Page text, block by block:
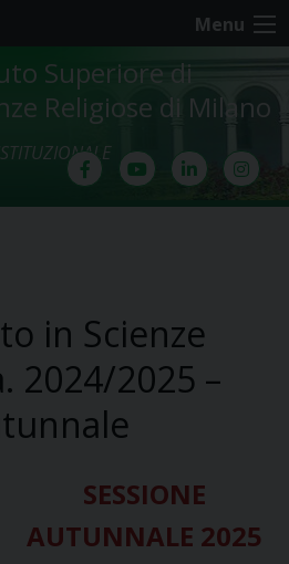
Menu
Superiore di
Religiose di Milano
in Scienze
2024/2025 –
SESSIONE
AUTUNNALE 2025